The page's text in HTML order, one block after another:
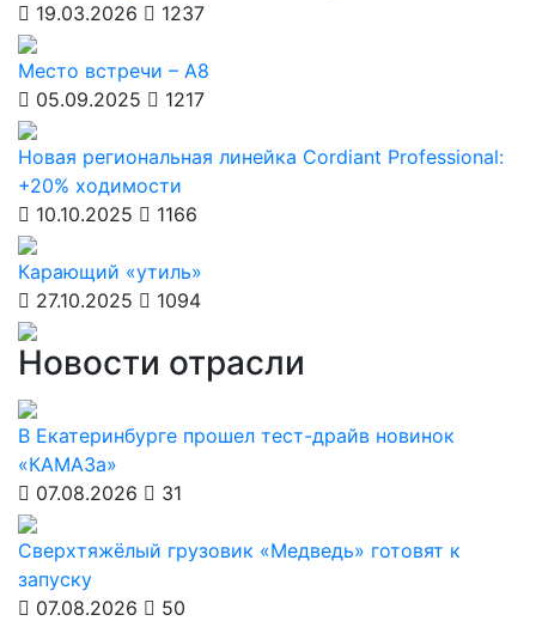
19.03.2026
1237
Место встречи – А8
05.09.2025
1217
Новая региональная линейка Cordiant Professional:
+20% ходимости
10.10.2025
1166
Карающий «утиль»
27.10.2025
1094
Новости отрасли
В Екатеринбурге прошел тест-драйв новинок
«КАМАЗа»
07.08.2026
31
Сверхтяжёлый грузовик «Медведь» готовят к
запуску
07.08.2026
50